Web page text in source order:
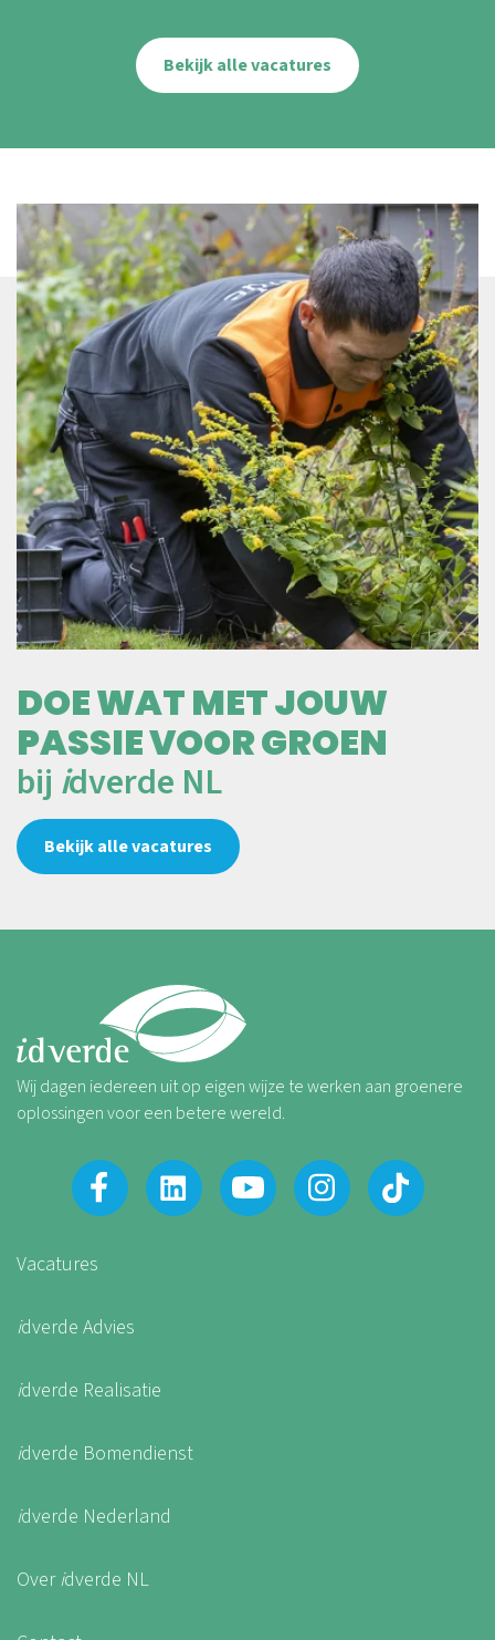
Bekijk alle vacatures
DOE WAT MET JOUW
PASSIE VOOR GROEN
bij idverde NL
Bekijk alle vacatures
Wij dagen iedereen uit op eigen wijze te werken aan groenere
oplossingen voor een betere wereld.
Vacatures
idverde Advies
idverde Realisatie
idverde Bomendienst
idverde Nederland
Overidverde NL